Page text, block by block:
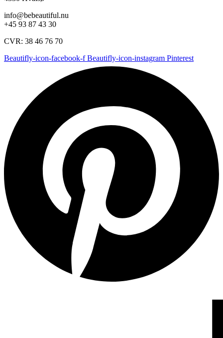
info@bebeautiful.nu
+45 93 87 43 30
CVR: 38 46 76 70
Beautifly-icon-facebook-f Beautifly-icon-instagram Pinterest